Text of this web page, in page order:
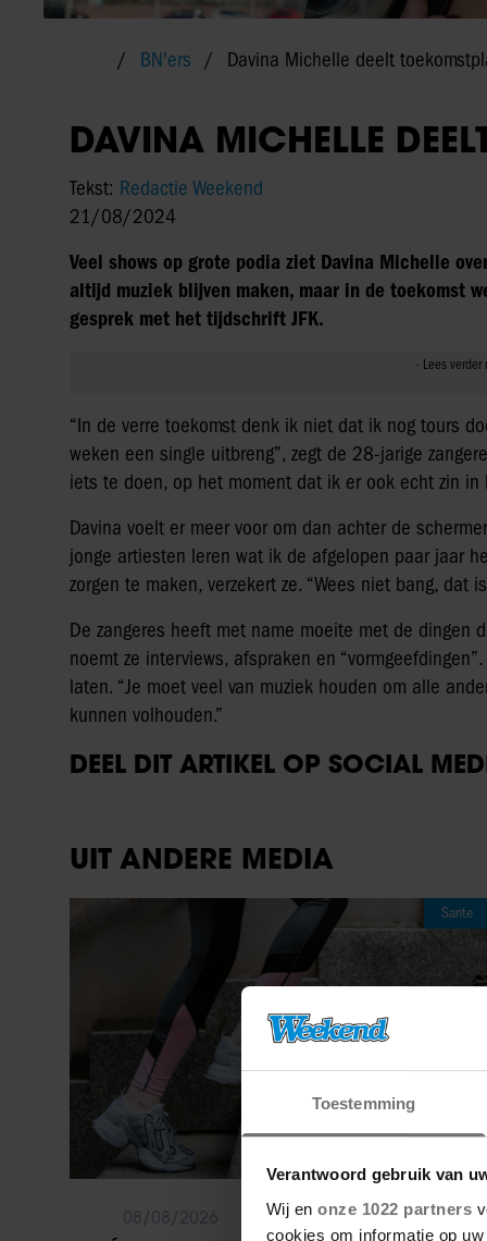
Toestemming
Verantwoord gebruik van
Wij en onze 1022 partners
cookies om informatie op
BN'ers Davina Michelle deelt
DAVINA MICHELLE
Tekst: Redactie Weekend
21/08/2024
Veel shows op grote podia ziet Davina Michelle
altijd muziek blijven maken, maar in de toekomst
gesprek met het tijdschrift JFK.
“In de verre toekomst denk ik niet dat ik nog tours
weken een single uitbreng”, zegt de 28-jarige
iets te doen, op het moment dat ik er ook echt zin in
Davina voelt er meer voor om dan achter de
jonge artiesten leren wat ik de afgelopen paar jaar
zorgen te maken, verzekert ze. “Wees niet bang, dat
De zangeres heeft met name moeite met de dingen
noemt ze interviews, afspraken en
laten. “Je moet veel van muziek houden om alle
kunnen volhouden.”
DEEL DIT ARTIKEL OP SOCIAL
UIT ANDERE MEDIA
Sante